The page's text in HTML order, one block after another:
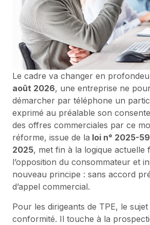
Le cadre va changer en
août 2026, une entreprise ne
démarcher par téléphone un
exprimé au préalable son
des offres commerciales par ce
réforme, issue de la loi n° 2025-
2025, met fin à la logique actuelle
l’opposition du consommateur et
nouveau principe : sans accord
d’appel commercial.
Pour les dirigeants de TPE, le
conformité. Il touche à la